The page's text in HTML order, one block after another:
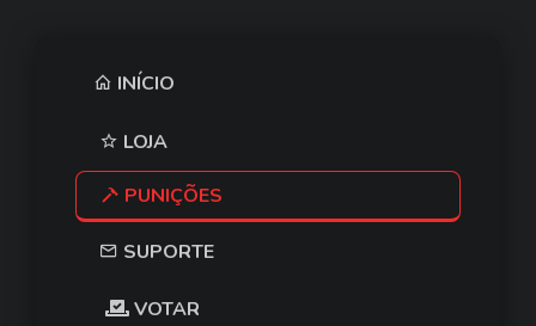
INÍCIO
LOJA
PUNIÇÕES
SUPORTE
VOTAR